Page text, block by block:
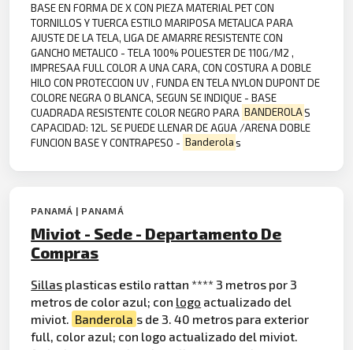
BASE EN FORMA DE X CON PIEZA MATERIAL PET CON
TORNILLOS Y TUERCA ESTILO MARIPOSA METALICA PARA
AJUSTE DE LA TELA, LIGA DE AMARRE RESISTENTE CON
GANCHO METALICO - TELA 100% POLIESTER DE 110G/M2 ,
IMPRESAA FULL COLOR A UNA CARA, CON COSTURA A DOBLE
HILO CON PROTECCION UV , FUNDA EN TELA NYLON DUPONT DE
COLORE NEGRA O BLANCA, SEGUN SE INDIQUE - BASE
CUADRADA RESISTENTE COLOR NEGRO PARA BANDEROLAS
CAPACIDAD: 12L. SE PUEDE LLENAR DE AGUA /ARENA DOBLE
FUNCION BASE Y CONTRAPESO - Banderolas
PANAMÁ | PANAMÁ
Miviot - Sede - Departamento De
Compras
Sillas plasticas estilo rattan **** 3 metros por 3
metros de color azul; con logo actualizado del
miviot. Banderola s de 3. 40 metros para exterior
full, color azul; con logo actualizado del miviot.